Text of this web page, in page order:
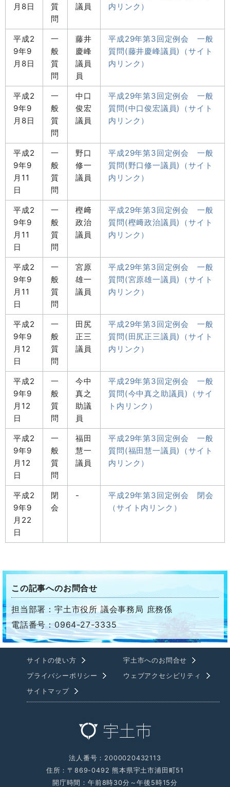
月8日
質
問
議員
内リンク）
平成2
9年9
月8日
一
般
質
問
藤井
慶峰
議員
員
平成29年第3回定例会 一般
質問(藤井慶峰議員)（サイト
内リンク）
平成2
9年9
月8日
一
般
質
問
中口
俊宏
議員
平成29年第3回定例会 一般
質問(中口俊宏議員)（サイト
内リンク）
平成2
9年9
月11
日
一
般
質
問
野口
修一
議員
平成29年第3回定例会 一般
質問(野口修一議員)（サイト
内リンク）
平成2
9年9
月11
日
一
般
質
問
樫﨑
政治
議員
平成29年第3回定例会 一般
質問(樫﨑政治議員)（サイト
内リンク）
平成2
9年9
月11
日
一
般
質
問
宮原
雄一
議員
平成29年第3回定例会 一般
質問(宮原雄一議員)（サイト
内リンク）
平成2
9年9
月12
日
一
般
質
問
田尻
正三
議員
平成29年第3回定例会 一般
質問(田尻正三議員)（サイト
内リンク）
平成2
9年9
月12
日
一
般
質
問
今中
真之
助議
員
平成29年第3回定例会 一般
質問(今中真之助議員)（サイ
ト内リンク）
平成2
9年9
月12
日
一
般
質
問
福田
慧一
議員
平成29年第3回定例会 一般
質問(福田慧一議員)（サイト
内リンク）
平成2
9年9
月22
日
閉
会
-
平成29年第3回定例会 閉会
（サイト内リンク）
この記事へのお問合せ
担当部署：宇土市役所 議会事務局 庶務係
電話番号：0964-27-3335
サイトの使い方
宇土市へのお問合せ
プライバシーポリシー
ウェブアクセシビリティ
サイトマップ
法人番号：2000020432113
住所：〒869-0492 熊本県宇土市浦田町51
開庁時間：午前8時30分～午後5時15分